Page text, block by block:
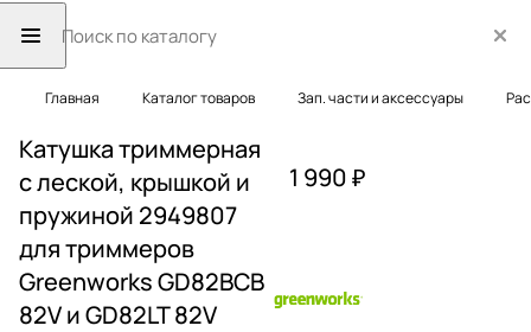
Главная Каталог товаров Зап. части и аксессуары
Катушка триммерная
c леской, крышкой и
пружиной 2949807
для триммеров
Greenworks GD82BCB
82V и GD82LT 82V
1 990 ₽